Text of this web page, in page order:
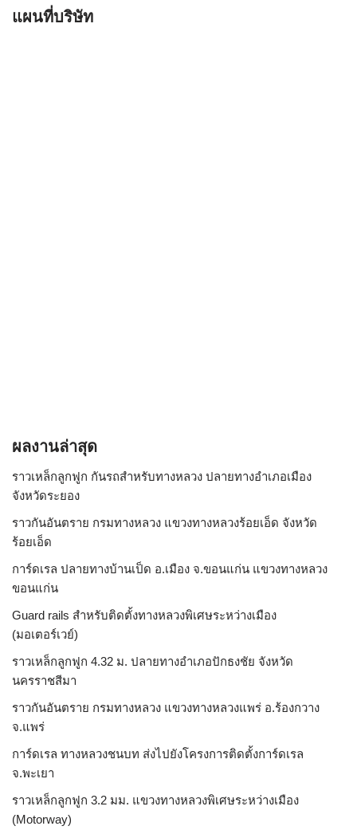
แผนที่บริษัท
ผลงานล่าสุด
ราวเหล็กลูกฟูก กันรถสําหรับทางหลวง ปลายทางอำเภอเมือง
จังหวัดระยอง
ราวกันอันตราย กรมทางหลวง แขวงทางหลวงร้อยเอ็ด จังหวัด
ร้อยเอ็ด
การ์ดเรล ปลายทางบ้านเป็ด อ.เมือง จ.ขอนแก่น แขวงทางหลวง
ขอนแก่น
Guard rails สำหรับติดตั้งทางหลวงพิเศษระหว่างเมือง
(มอเตอร์เวย์)
ราวเหล็กลูกฟูก 4.32 ม. ปลายทางอำเภอปักธงชัย จังหวัด
นครราชสีมา
ราวกันอันตราย กรมทางหลวง แขวงทางหลวงแพร่ อ.ร้องกวาง
จ.แพร่
การ์ดเรล ทางหลวงชนบท ส่งไปยังโครงการติดตั้งการ์ดเรล
จ.พะเยา
ราวเหล็กลูกฟูก 3.2 มม. แขวงทางหลวงพิเศษระหว่างเมือง
(Motorway)